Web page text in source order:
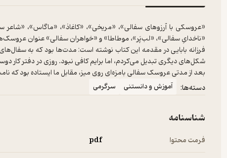
«عروسکی با آرزوهای سفالی»، «مریخی»، «کاغاذ»، «ماگاس»،
«ناخدایِ سفالی»، «لب‌پَر»، موطاطا» و «خواهران سفالی» عنوان
فرزانه بابایی در مقدمه این کتاب نوشته است: مدت‌ها بود که به
شکل‌های دیگری تبدیل می‌کردم، اما برایم کافی نبود. روزی در دفتر
بعد از مدتی عروسک سفالی بامزه‌ای روی میز، مقابل ما ایستاده بود که
دسته‌ها: آموزش و دانستنی سرگرمی
شناسنامه
فرمت محتوا pdf